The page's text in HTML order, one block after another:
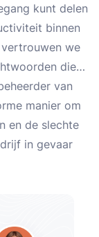
kunt delen
binnen
we
die…
van
manier om
en de slechte
in gevaar